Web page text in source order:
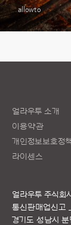
allowto
얼라우투 소개
이용약관
개인정보보호정책
라이센스
얼라우투 주식회
통신판매업신고
경기도 성남시